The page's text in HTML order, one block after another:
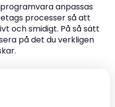
anpassas
processer så att
och smidigt. På så sätt
på det du verkligen